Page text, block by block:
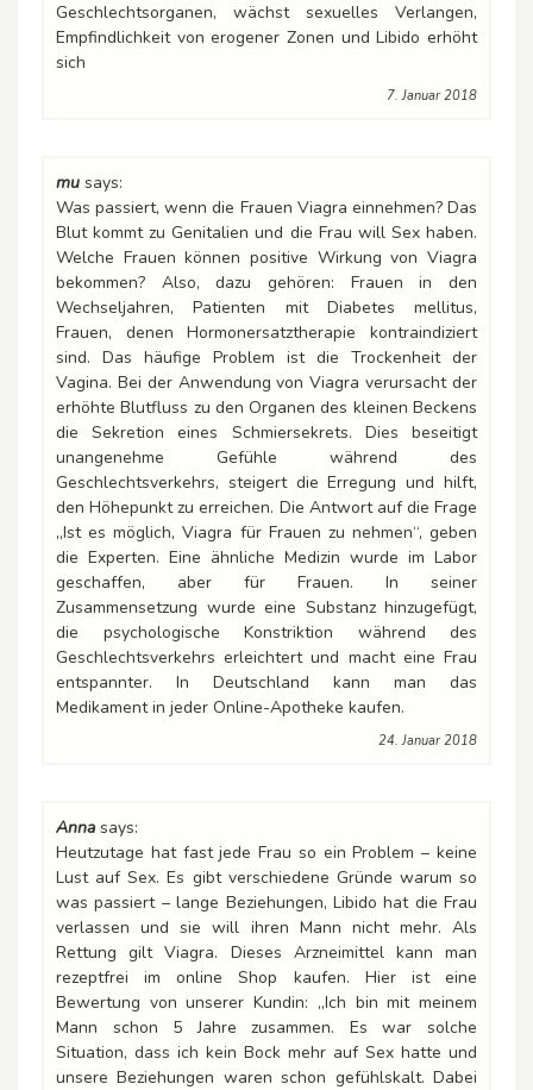
Geschlechtsorganen, wächst sexuelles Verlangen,
Empfindlichkeit von erogener Zonen und Libido erhöht
sich
7. Januar 2018
mu says:
Was passiert, wenn die Frauen Viagra einnehmen? Das
Blut kommt zu Genitalien und die Frau will Sex haben.
Welche Frauen können positive Wirkung von Viagra
bekommen? Also, dazu gehören: Frauen in den
Wechseljahren, Patienten mit Diabetes mellitus,
Frauen, denen Hormonersatztherapie kontraindiziert
sind. Das häufige Problem ist die Trockenheit der
Vagina. Bei der Anwendung von Viagra verursacht der
erhöhte Blutfluss zu den Organen des kleinen Beckens
die Sekretion eines Schmiersekrets. Dies beseitigt
unangenehme Gefühle während des
Geschlechtsverkehrs, steigert die Erregung und hilft,
den Höhepunkt zu erreichen. Die Antwort auf die Frage
„Ist es möglich, Viagra für Frauen zu nehmen“, geben
die Experten. Eine ähnliche Medizin wurde im Labor
geschaffen, aber für Frauen. In seiner
Zusammensetzung wurde eine Substanz hinzugefügt,
die psychologische Konstriktion während des
Geschlechtsverkehrs erleichtert und macht eine Frau
entspannter. In Deutschland kann man das
Medikament in jeder Online-Apotheke kaufen.
24. Januar 2018
Anna says:
Heutzutage hat fast jede Frau so ein Problem – keine
Lust auf Sex. Es gibt verschiedene Gründe warum so
was passiert – lange Beziehungen, Libido hat die Frau
verlassen und sie will ihren Mann nicht mehr. Als
Rettung gilt Viagra. Dieses Arzneimittel kann man
rezeptfrei im online Shop kaufen. Hier ist eine
Bewertung von unserer Kundin: „Ich bin mit meinem
Mann schon 5 Jahre zusammen. Es war solche
Situation, dass ich kein Bock mehr auf Sex hatte und
unsere Beziehungen waren schon gefühlskalt. Dabei